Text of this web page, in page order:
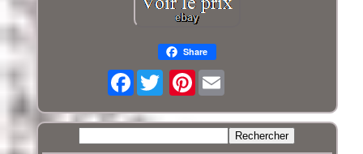
Share
Facebook Pinterest